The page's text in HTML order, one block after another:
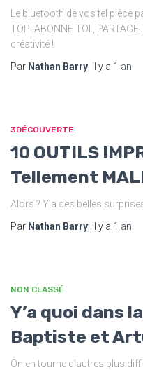
Le bluetooth de vos tel pièce
TOP !ABONNE TOI ,
créativité !
Par Nathan Barry , il y a 1 an
3DÉCOUVERTE
10 OUTILS
Tellement
Alors ? Y’a des belles
Par Nathan Barry , il y a 1 an
NON CLASSÉ
Y’a quoi dans
Baptiste et
On en tourne d’autres plus